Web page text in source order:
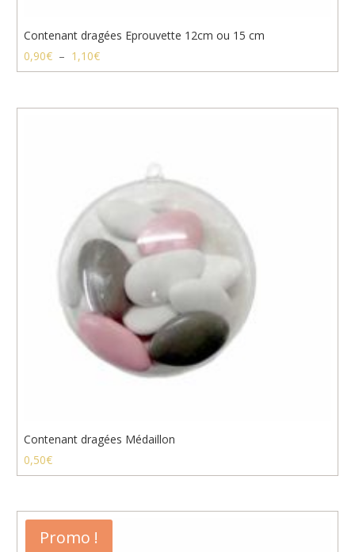
Contenant dragées Eprouvette 12cm ou 15 cm
0,90€ – 1,10€Plage
de
0,90€
Contenant dragées Médaillon
0,50€
Promo !